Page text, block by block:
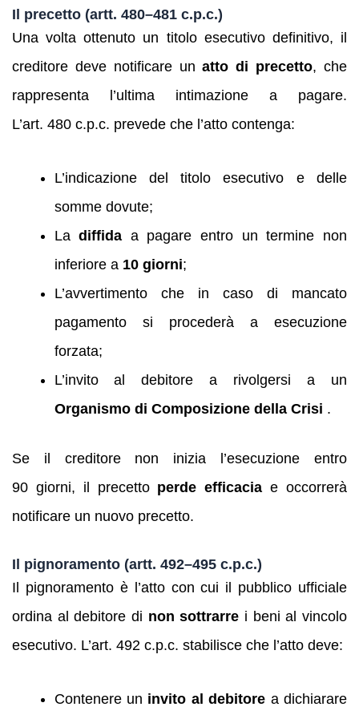
Il precetto (artt. 480–481 c.p.c.)
Una volta ottenuto un titolo esecutivo definitivo, il
creditore deve notificare unatto di precetto, che
rappresenta l’ultima intimazione a pagare.
L’art. 480 c.p.c. prevede che l’atto contenga:
L’indicazione del titolo esecutivo e delle
somme dovute;
Ladiffida a pagare entro un termine non
inferiore a 10 giorni;
L’avvertimento che in caso di mancato
pagamento si procederà a esecuzione
forzata;
L’invito al debitore a rivolgersi a un
Organismo di Composizione della Crisi .
Se il creditore non inizia l’esecuzione entro
90 giorni, il precetto perde efficacia e occorrerà
notificare un nuovo precetto.
Il pignoramento (artt. 492–495 c.p.c.)
Il pignoramento è l’atto con cui il pubblico ufficiale
ordina al debitore di non sottrarre i beni al vincolo
esecutivo. L’art. 492 c.p.c. stabilisce che l’atto deve:
Contenere un invito al debitore a dichiarare